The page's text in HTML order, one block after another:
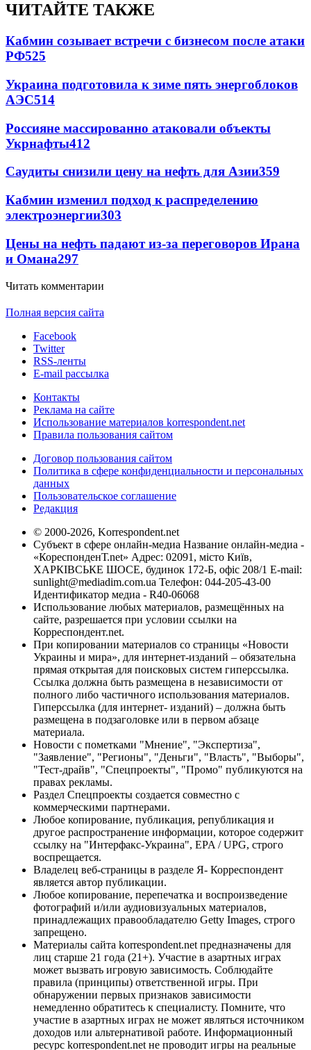
ЧИТАЙТЕ ТАКЖЕ
Кабмин созывает встречи с бизнесом после атаки
РФ525
Украина подготовила к зиме пять энергоблоков
АЭС514
Россияне массированно атаковали объекты
Укрнафты412
Саудиты снизили цену на нефть для Азии359
Кабмин изменил подход к распределению
электроэнергии303
Цены на нефть падают из-за переговоров Ирана
и Омана297
Читать комментарии
Полная версия сайта
Facebook
Twitter
RSS-ленты
E-mail рассылка
Контакты
Реклама на сайте
Использование материалов korrespondent.net
Правила пользования сайтом
Договор пользования сайтом
Политика в сфере конфиденциальности и персональных
данных
Пользовательское соглашение
Редакция
© 2000-2026, Korrespondent.net
Субъект в сфере онлайн-медиа Название онлайн-медиа -
«КореспонденТ.net» Адрес: 02091, місто Київ,
ХАРКІВСЬКЕ ШОСЕ, будинок 172-Б, офіс 208/1 E-mail:
sunlight@mediadim.com.ua Телефон: 044-205-43-00
Идентификатор медиа - R40-06068
Использование любых материалов, размещённых на
сайте, разрешается при условии ссылки на
Корреспондент.net.
При копировании материалов со страницы «Новости
Украины и мира», для интернет-изданий – обязательна
прямая открытая для поисковых систем гиперссылка.
Ссылка должна быть размещена в независимости от
полного либо частичного использования материалов.
Гиперссылка (для интернет- изданий) – должна быть
размещена в подзаголовке или в первом абзаце
материала.
Новости с пометками "Мнение", "Экспертиза",
"Заявление", "Регионы", "Деньги", "Власть", "Выборы",
"Тест-драйв", "Спецпроекты", "Промо" публикуются на
правах рекламы.
Раздел Спецпроекты создается совместно с
коммерческими партнерами.
Любое копирование, публикация, републикация и
другое распространение информации, которое содержит
ссылку на "Интерфакс-Украина", EPA / UPG, строго
воспрещается.
Владелец веб-страницы в разделе Я- Корреспондент
является автор публикации.
Любое копирование, перепечатка и воспроизведение
фотографий и/или аудиовизуальных материалов,
принадлежащих правообладателю Getty Images, строго
запрещено.
Материалы сайта korrespondent.net предназначены для
лиц старше 21 года (21+). Участие в азартных играх
может вызвать игровую зависимость. Соблюдайте
правила (принципы) ответственной игры. При
обнаружении первых признаков зависимости
немедленно обратитесь к специалисту. Помните, что
участие в азартных играх не может являться источником
доходов или альтернативой работе. Информационный
ресурс korrespondent.net не проводит игры на реальные